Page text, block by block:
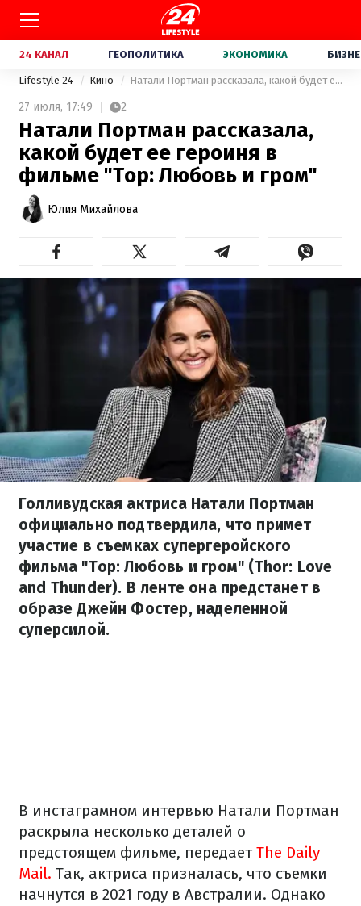
24 КАНАЛ ГЕОПОЛИТИКА ЭКОНОМИКА
Lifestyle 24 Кино Натали Портман рассказала, какой будет ее героиня в фильме "Тор: Любовь и гром"
27 июля, 17:49 2
Натали Портман рассказала,
какой будет ее героиня в
фильме "Тор: Любовь и гром"
Юлия Михайлова
Голливудская актриса Натали Портман
официально подтвердила, что примет
участие в съемках супергеройского
фильма "Тор: Любовь и гром" (Thor: Love
and Thunder). В ленте она предстанет в
образе Джейн Фостер, наделенной
суперсилой.
В инстаграмном интервью Натали Портман
раскрыла несколько деталей о
предстоящем фильме, передаетThe Daily
Mail. Так, актриса призналась, что съемки
начнутся в 2021 году в Австралии. Однако